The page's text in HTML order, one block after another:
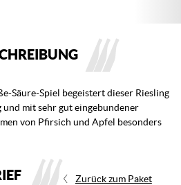
Säure-Spiel begeistert dieser Riesling
mit sehr gut eingebundener
von Pfirsich und Apfel besonders
Zurück zum Paket